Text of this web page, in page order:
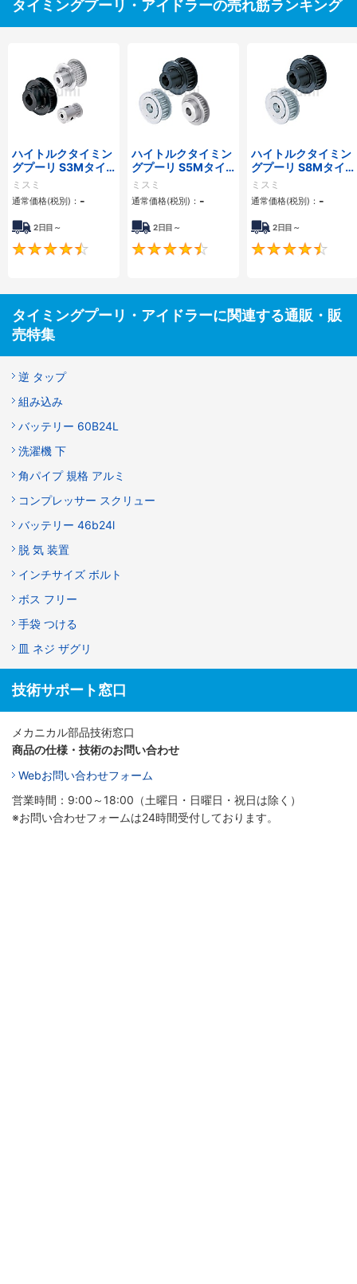
タイミングプーリ・アイドラーの売れ筋ランキング
ハイトルクタイミン
グプーリ S3Mタイ
プ
ミスミ
通常価格(税別)： -
2日目～
4.5
ハイトルクタイミン
グプーリ S5Mタイ
プ
ミスミ
通常価格(税別)： -
2日目～
4.5
ハイトルクタイミン
グプーリ S8Mタイ
プ
ミスミ
通常価格(税別)： -
2日目～
タイミングプーリ・アイドラーに関連する通販・販
売特集
逆 タップ
組み込み
バッテリー 60B24L
洗濯機 下
角パイプ 規格 アルミ
コンプレッサー スクリュー
バッテリー 46b24l
脱 気 装置
インチサイズ ボルト
ボス フリー
手袋 つける
皿 ネジ ザグリ
技術サポート窓口
メカニカル部品技術窓口
商品の仕様・技術のお問い合わせ
Webお問い合わせフォーム
営業時間：9:00～18:00（土曜日・日曜日・祝日は除く）
※お問い合わせフォームは24時間受付しております。